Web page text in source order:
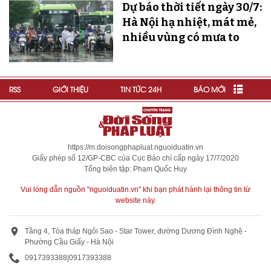
Dự báo thời tiết ngày 30/7:
Hà Nội hạ nhiệt, mát mẻ,
nhiều vùng có mưa to
RSS GIỚI THIỆU TIN TỨC 24H BÁO MỚI
https://m.doisongphapluat.nguoiduatin.vn
Giấy phép số 12/GP-CBC của Cục Báo chí cấp ngày 17/7/2020
Tổng biên tập: Phạm Quốc Huy
Vui lòng dẫn nguồn "nguoiduatin.vn" khi bạn phát hành lại thông tin từ
website này.
Tầng 4, Tòa tháp Ngôi Sao - Star Tower, đường Dương Đình Nghệ -
Phường Cầu Giấy - Hà Nội
0917393388 0917393388